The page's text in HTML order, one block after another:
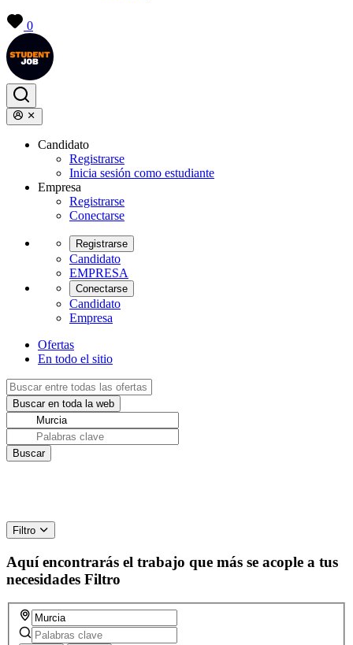
0
Candidato
Registrarse
Inicia sesión como estudiante
Empresa
Registrarse
Conectarse
Registrarse
Candidato
EMPRESA
Conectarse
Candidato
Empresa
Ofertas
En todo el sitio
Filtro
Aquí encontrarás el trabajo que más se acople a tus
necesidades Filtro